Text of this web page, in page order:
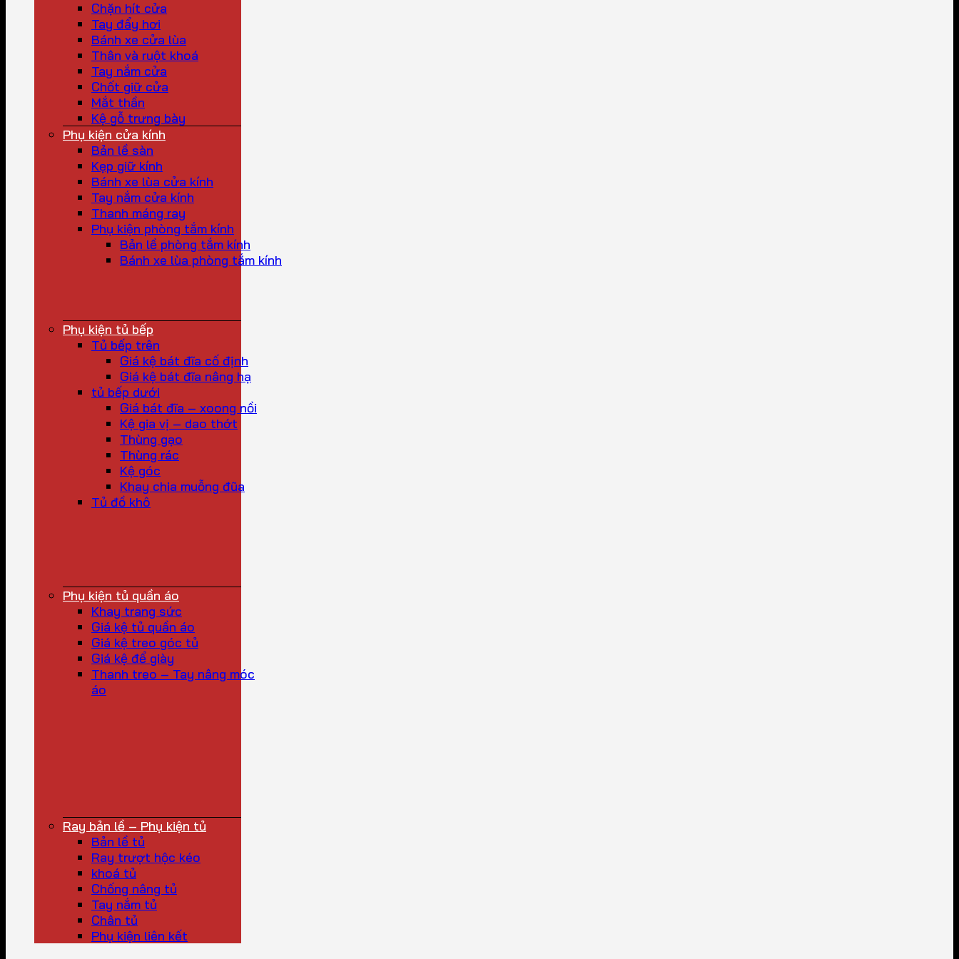
Chặn hít cửa
Tay đẩy hơi
Bánh xe cửa lùa
Thân và ruột khoá
Tay nắm cửa
Chốt giữ cửa
Mắt thần
Kệ gỗ trưng bày
Phụ kiện cửa kính
Bản lề sàn
Kẹp giữ kính
Bánh xe lùa cửa kính
Tay nắm cửa kính
Thanh máng ray
Phụ kiện phòng tắm kính
Bản lề phòng tắm kính
Bánh xe lùa phòng tắm kính
Phụ kiện tủ bếp
Tủ bếp trên
Giá kệ bát đĩa cố định
Giá kệ bát đĩa nâng hạ
tủ bếp dưới
Giá bát đĩa – xoong nồi
Kệ gia vị – dao thớt
Thùng gạo
Thùng rác
Kệ góc
Khay chia muỗng đũa
Tủ đồ khô
Phụ kiện tủ quần áo
Khay trang sức
Giá kệ tủ quần áo
Giá kệ treo góc tủ
Giá kệ để giày
Thanh treo – Tay nâng móc
áo
Ray bản lề – Phụ kiện tủ
Bản lề tủ
Ray trượt hộc kéo
khoá tủ
Chống nâng tủ
Tay nắm tủ
Chân tủ
Phụ kiện liên kết